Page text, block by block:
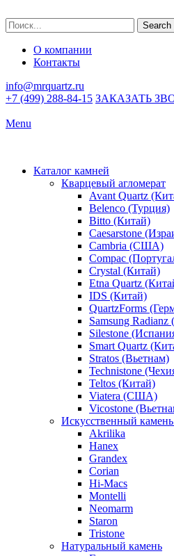
Search
О компании
Контакты
info@mrquartz.ru
+7 (499) 288-84-15 ЗАКАЗАТЬ
Menu
Каталог камней
Кварцевый агломерат
Avant Quartz
Belenco (Турция)
Bitto (Китай)
Caesarstone
Cambria (США)
Compac
Crystal (Китай)
Etna Quartz
IDS (Китай)
QuartzForms
Samsung
Silestone
Smart Quartz
Stratos (Вьетнам)
Technistone
Teltos (Китай)
Viatera (США)
Vicostone
Искусственный
Akrilika
Hanex
Grandex
Corian
Hi-Macs
Montelli
Neomarm
Staron
Tristone
Натуральный камень